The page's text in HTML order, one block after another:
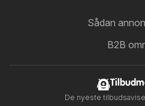
Sådan
B2B
De nyeste